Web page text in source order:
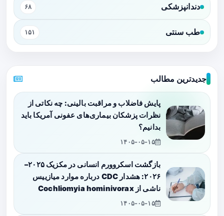
دندانپزشکی ۶۸
طب سنتی ۱۵۱
جدیدترین مطالب
پایش فاضلاب و مراقبت بالینی: چه نکاتی از
نظرات پزشکان بیماری‌های عفونی آمریکا باید
بدانیم؟
۱۴۰۵-۰۵-۱۵
بازگشت اسکروورم انسانی در مکزیک ۲۰۲۵–
۲۰۲۶: هشدار CDC درباره موارد میازییس
ناشی از Cochliomyia hominivorax
۱۴۰۵-۰۵-۱۵